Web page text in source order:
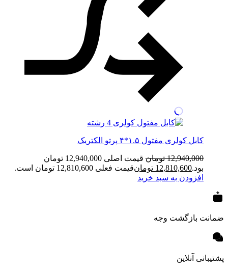
کابل کولری مفتول ۱.۵*۴ پرتو الکتریک
12,940,000 تومان
قیمت اصلی 12,940,000 تومان
بود.12,810,600 تومانقیمت فعلی 12,810,600 تومان است.
افزودن به سبد خرید
ضمانت بازگشت وجه
پشتیبانی آنلاین